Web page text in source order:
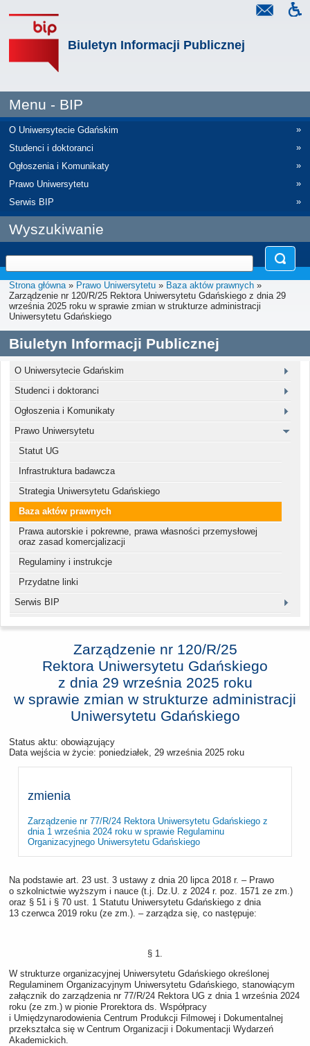
Biuletyn Informacji Publicznej
Menu - BIP
O Uniwersytecie Gdańskim
»
Studenci i doktoranci
»
Ogłoszenia i Komunikaty
»
Prawo Uniwersytetu
»
Serwis BIP
»
Wyszukiwanie
Strona główna» Prawo Uniwersytetu » Baza aktów prawnych »
Zarządzenie nr 120/R/25 Rektora Uniwersytetu Gdańskiego z dnia 29
września 2025 roku w sprawie zmian w strukturze administracji
Uniwersytetu Gdańskiego
Biuletyn Informacji Publicznej
O Uniwersytecie Gdańskim
Studenci i doktoranci
Ogłoszenia i Komunikaty
Prawo Uniwersytetu
Statut UG
Infrastruktura badawcza
Strategia Uniwersytetu Gdańskiego
Baza aktów prawnych
Prawa autorskie i pokrewne, prawa własności przemysłowej
oraz zasad komercjalizacji
Regulaminy i instrukcje
Przydatne linki
Serwis BIP
Zarządzenie nr 120/R/25
Rektora Uniwersytetu Gdańskiego
z dnia 29 września 2025 roku
w sprawie zmian w strukturze administracji
Uniwersytetu Gdańskiego
Status aktu: obowiązujący
Data wejścia w życie: poniedziałek, 29 września 2025 roku
zmienia
Zarządzenie nr 77/R/24 Rektora Uniwersytetu Gdańskiego z
dnia 1 września 2024 roku w sprawie Regulaminu
Organizacyjnego Uniwersytetu Gdańskiego
Na podstawie art. 23 ust. 3 ustawy z dnia 20 lipca 2018 r. – Prawo
o szkolnictwie wyższym i nauce (t.j. Dz.U. z 2024 r. poz. 1571 ze zm.)
oraz § 51 i § 70 ust. 1 Statutu Uniwersytetu Gdańskiego z dnia
13 czerwca 2019 roku (ze zm.). – zarządza się, co następuje:
§ 1.
W strukturze organizacyjnej Uniwersytetu Gdańskiego określonej
Regulaminem Organizacyjnym Uniwersytetu Gdańskiego, stanowiącym
załącznik do zarządzenia nr 77/R/24 Rektora UG z dnia 1 września 2024
roku (ze zm.) w pionie Prorektora ds. Współpracy
i Umiędzynarodowienia Centrum Produkcji Filmowej i Dokumentalnej
przekształca się w Centrum Organizacji i Dokumentacji Wydarzeń
Akademickich.